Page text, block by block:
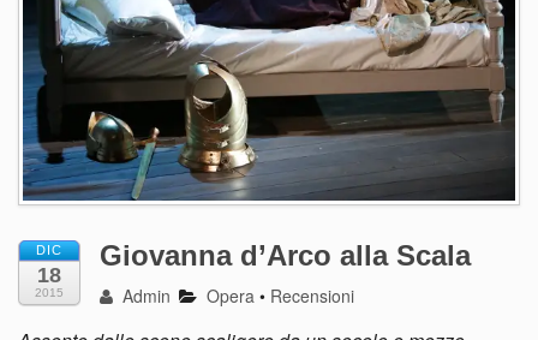
DIC
18
2015
Giovanna d’Arco alla Scala
Admin Opera • Recensioni